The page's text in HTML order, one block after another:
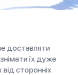
доставляти
їх дуже
сторонніх